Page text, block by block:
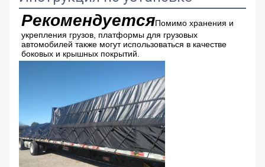
РекомендуетсяПомимо хранения и
укрепления грузов, платформы для грузовых
автомобилей также могут использоваться в качестве
боковых и крышных покрытий.